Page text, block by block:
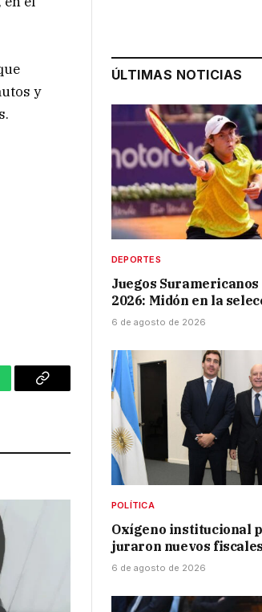
y
Copy
ÚLTIMAS NOTICIAS
DEPORTES
Juegos Suramericanos
2026: Midón en la
6 de agosto de 2026
POLÍTICA
Oxígeno institucional
juraron nuevos
6 de agosto de 2026